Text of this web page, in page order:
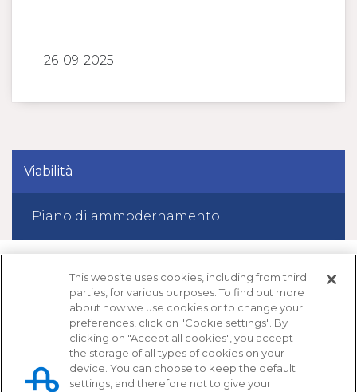
Viabilità
Piano di ammodernamento
26-09-2025
This website uses cookies, including from third
parties, for various purposes. To find out more
about how we use cookies or to change your
preferences, click on "Cookie settings". By
clicking on "Accept all cookies", you accept
the storage of all types of cookies on your
device. You can choose to keep the default
settings, and therefore not to give your